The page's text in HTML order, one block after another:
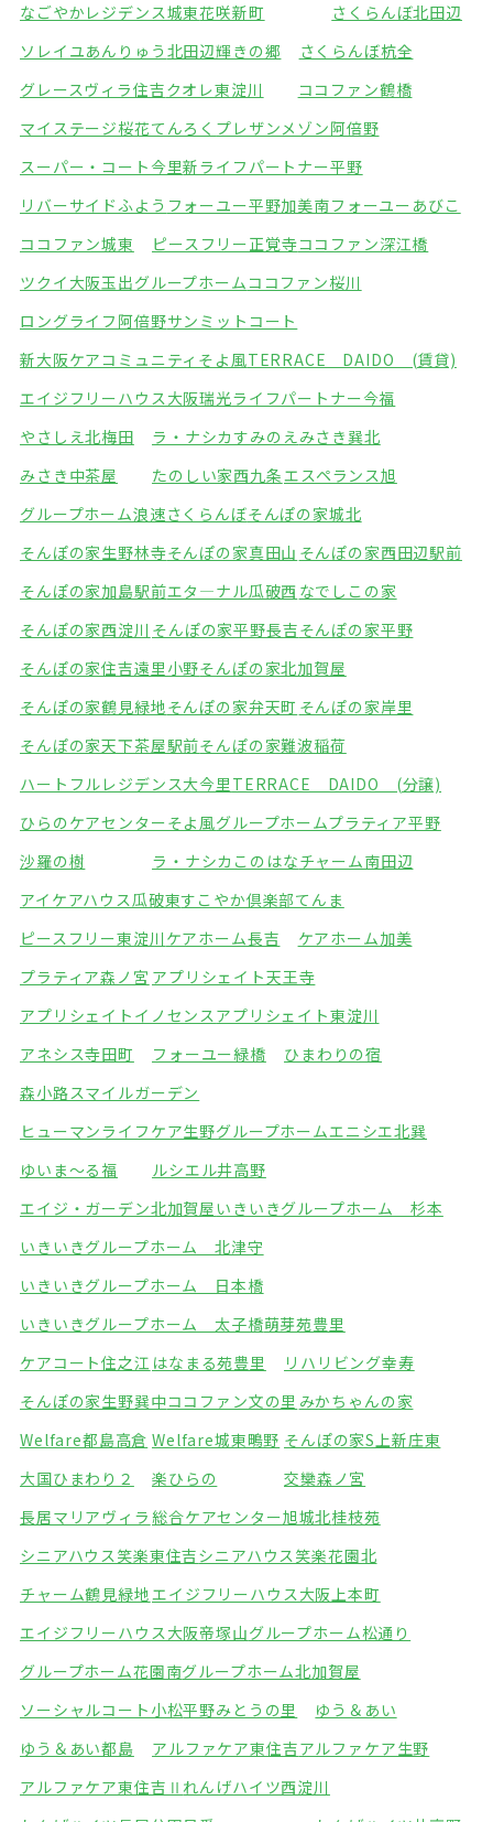
なごやかレジデンス城東花咲新町
さくらんぼ北田辺
ソレイユあんりゅう 北田辺輝きの郷
さくらんぼ杭全
グレースヴィラ住吉クオレ東淀川
ココファン鶴橋
マイステージ桜花てんろく プレザンメゾン阿倍野
スーパー・コート今里新ライフパートナー平野
リバーサイドふよう フォーユー平野加美南フォーユーあびこ
ココファン城東
ピースフリー正覚寺ココファン深江橋
ツクイ大阪玉出グループホームココファン桜川
ロングライフ阿倍野サンミットコート
新大阪ケアコミュニティそよ風TERRACE DAIDO (賃貸)
エイジフリーハウス大阪瑞光ライフパートナー今福
やさしえ北梅田
ラ・ナシカすみのえみさき巽北
みさき中茶屋
たのしい家西九条エスペランス旭
グループホーム浪速さくらんぼそんぽの家城北
そんぽの家生野林寺そんぽの家真田山 そんぽの家西田辺駅前
そんぽの家加島駅前エタ―ナル瓜破西 なでしこの家
そんぽの家西淀川 そんぽの家平野長吉そんぽの家平野
そんぽの家住吉遠里小野そんぽの家北加賀屋
そんぽの家鶴見緑地そんぽの家弁天町 そんぽの家岸里
そんぽの家天下茶屋駅前そんぽの家難波稲荷
ハートフルレジデンス大今里 TERRACE DAIDO (分譲)
ひらのケアセンターそよ風グループホームプラティア平野
沙羅の樹
ラ・ナシカこのはなチャーム南田辺
アイケアハウス瓜破東すこやか倶楽部てんま
ピースフリー東淀川 ケアホーム長吉
ケアホーム加美
プラティア森ノ宮 アプリシェイト天王寺
アプリシェイトイノセンスアプリシェイト東淀川
アネシス寺田町
フォーユー緑橋
ひまわりの宿
森小路スマイルガーデン
ヒューマンライフケア生野グループホームエニシエ北巽
ゆいま～る福
ルシエル井高野
エイジ・ガーデン北加賀屋いきいきグループホーム 杉本
いきいきグループホーム 北津守
いきいきグループホーム 日本橋
いきいきグループホーム 太子橋萌芽苑豊里
ケアコート住之江 はなまる苑豊里
リハリビング幸寿
そんぽの家生野巽中ココファン文の里 みかちゃんの家
Welfare都島高倉 Welfare城東鴫野 そんぽの家S上新庄東
大国ひまわり２
楽ひらの
交欒森ノ宮
長居マリアヴィラ 総合ケアセンター旭城北桂枝苑
シニアハウス笑楽東住吉シニアハウス笑楽花園北
チャーム鶴見緑地エイジフリーハウス大阪上本町
エイジフリーハウス大阪帝塚山グループホーム松通り
グループホーム花園南グループホーム北加賀屋
ソーシャルコート小松平野みとうの里
ゆう＆あい
ゆう＆あい都島
アルファケア東住吉アルファケア生野
アルファケア東住吉Ⅱ れんげハイツ西淀川